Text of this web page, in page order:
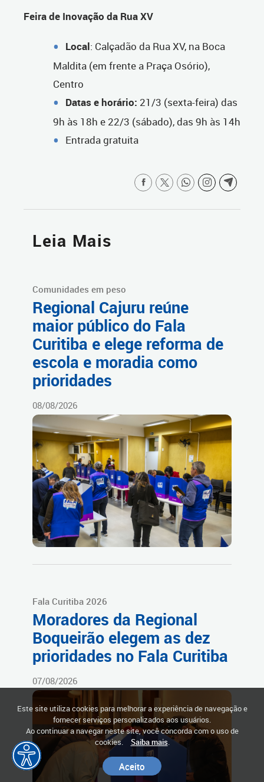
Feira de Inovação da Rua XV
Local: Calçadão da Rua XV, na Boca
Maldita (em frente a Praça Osório),
Centro
Datas e horário: 21/3 (sexta-feira) das
9h às 18h e 22/3 (sábado), das 9h às 14h
Entrada gratuita
Leia Mais
Comunidades em peso
Regional Cajuru reúne
maior público do Fala
Curitiba e elege reforma de
escola e moradia como
prioridades
08/08/2026
Fala Curitiba 2026
Moradores da Regional
Boqueirão elegem as dez
prioridades no Fala Curitiba
07/08/2026
Este site utiliza cookies para melhorar a experiência de navegação e
fornecer serviços personalizados aos usuários.
Ao continuar a navegar neste site, você concorda com o uso de
cookies.
Saiba mais.
Aceito